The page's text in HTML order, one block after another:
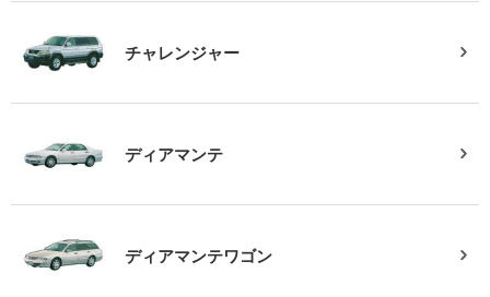
チャレンジャー
ディアマンテ
ディアマンテワゴン